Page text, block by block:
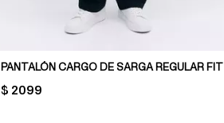
PANTALÓN CARGO DE SARGA REGULAR FIT
PRICE:
$ 2099